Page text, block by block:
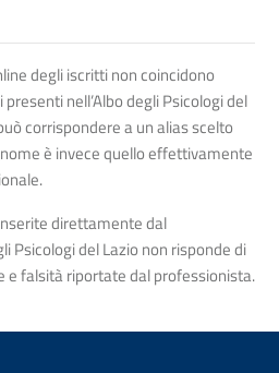
degli iscritti non coincidono
nell’Albo degli Psicologi del
corrispondere a un alias scelto
è invece quello effettivamente
direttamente dal
Psicologi del Lazio non risponde di
e falsità riportate dal professionista.